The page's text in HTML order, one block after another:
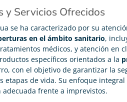
y Servicios Ofrecidos
se ha caracterizado por su
en el ámbito sanitario,
médicos, y atención en
específicos orientados a la
con el objetivo de garantizar la
etapas de vida. Su enfoque
adecuada frente a imprevistos.